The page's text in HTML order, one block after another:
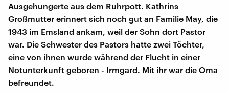
Ausgehungerte aus dem Ruhrpott. Kathrins
Großmutter erinnert sich noch gut an Familie May, die
1943 im Emsland ankam, weil der Sohn dort Pastor
war. Die Schwester des Pastors hatte zwei Töchter,
eine von ihnen wurde während der Flucht in einer
Notunterkunft geboren - Irmgard. Mit ihr war die Oma
befreundet.